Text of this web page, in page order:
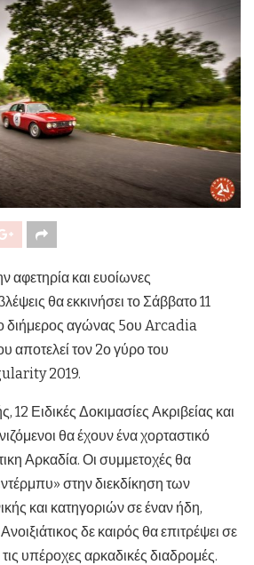
αφετηρία και ευοίωνες
θα εκκινήσει το Σάββατο 11
διήμερος αγώνας 5ου Arcadia
αποτελεί τον 2ο γύρο του
2019.
Ειδικές Δοκιμασίες Ακριβείας και
θα έχουν ένα χορταστικό
Αρκαδία. Οι συμμετοχές θα
στην διεκδίκηση των
και κατηγοριών σε έναν ήδη,
δε καιρός θα επιτρέψει σε
υπέροχες αρκαδικές διαδρομές.